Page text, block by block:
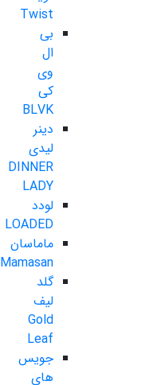
Twist
بی
ال
وی
کی
BLVK
دینر
لیدی
DINNER
LADY
لودد
LOADED
ماماسان
Mamasan
گلد
لیف
Gold
Leaf
جویس
های